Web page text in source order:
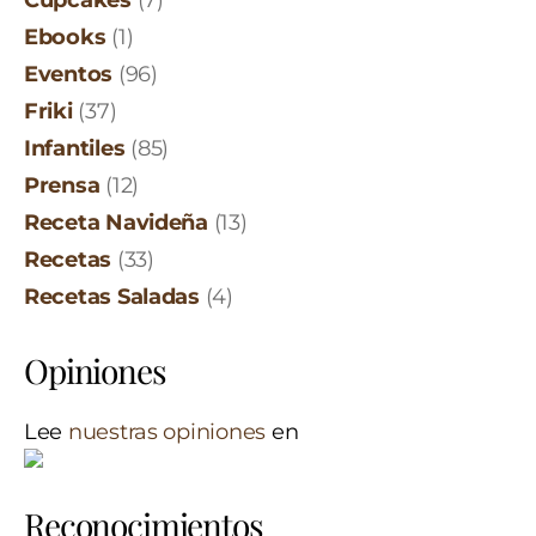
Ebooks (1)
Eventos (96)
Friki(37)
Infantiles (85)
Prensa (12)
Receta Navideña (13)
Recetas (33)
Recetas Saladas (4)
Opiniones
Lee nuestras opiniones en
Reconocimientos